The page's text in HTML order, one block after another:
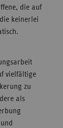
die auf
keinerlei
vielfältige
zu
als